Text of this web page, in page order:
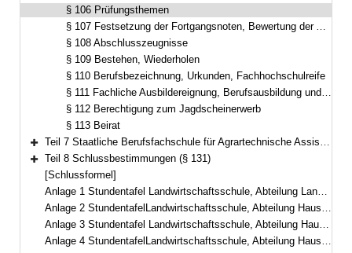
§ 106 Prüfungsthemen
§ 107 Festsetzung der Fortgangsnoten, Bewertung der Abschlussprüfung
§ 108 Abschlusszeugnisse
§ 109 Bestehen, Wiederholen
§ 110 Berufsbezeichnung, Urkunden, Fachhochschulreife
§ 111 Fachliche Ausbildereignung, Berufsausbildung und Mitarbeiterführung, Berufs- und Arbeitspädagogik
§ 112 Berechtigung zum Jagdscheinerwerb
§ 113 Beirat
Bereich erweitern
Teil 7 Staatliche Berufsfachschule für Agrartechnische Assistentinnen und Assistenten (§§ 114–130)
Bereich erweitern
Teil 8 Schlussbestimmungen (§ 131)
[Schlussformel]
Anlage 1 Stundentafel Landwirtschaftsschule, Abteilung Landwirtschaft, dreisemestrig
Anlage 2 StundentafelLandwirtschaftsschule, Abteilung Hauswirtschaft, dreisemestrig in berufsbegleitender Teilzeitform– Fachschule für hauswirtschaftliche Betriebsführung –
Anlage 3 Stundentafel Landwirtschaftsschule, Abteilung Hauswirtschaft, zweisemestrig
Anlage 4 StundentafelLandwirtschaftsschule, Abteilung Hauswirtschaft, einsemestrig– Fachschule für Ernährung und Haushaltsführung –